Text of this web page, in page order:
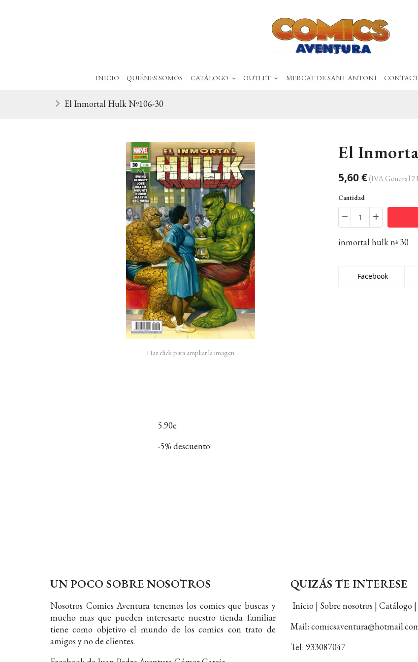
INICIO QUIÉNES SOMOS CATÁLOGO OUTLET MERCAT DE SANT ANTONI
El Inmortal Hulk Nº106-30
Haz click para ampliar la imagen
El
5,60 €(IVA General
Cantidad
inmortal hulk nª 30
Facebook
5.90e
-5% descuento
UN POCO SOBRE NOSOTROS
Nosotros Comics Aventura tenemos los comics que buscas y
mucho mas que pueden interesarte nuestro tienda familiar
tiene como objetivo el mundo de los comics con trato de
amigos y no de clientes.
QUIZÁS TE INTERESE
Inicio | Sobre nosotros |
Mail:
Tel: 933087047